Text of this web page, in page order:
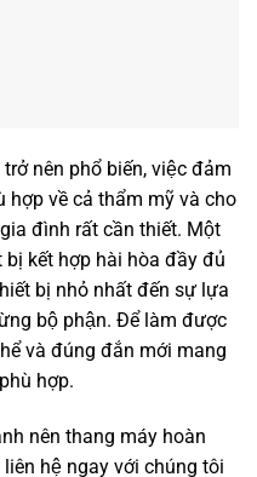
nên phổ biến, việc đảm
hợp về cả thẩm mỹ và cho
đình rất cần thiết. Một
kết hợp hài hòa đầy đủ
bị nhỏ nhất đến sự lựa
bộ phận. Để làm được
và đúng đắn mới mang
hợp.
nên thang máy hoàn
hệ ngay với chúng tôi